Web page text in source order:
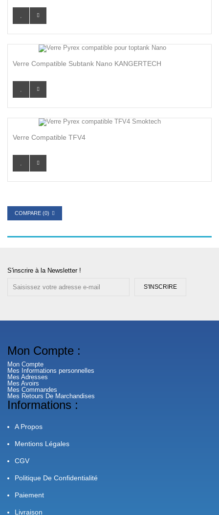
Verre Compatible Subtank Nano KANGERTECH
Verre Compatible TFV4
COMPARE (0)
S'inscrire à la Newsletter !
S'INSCRIRE
Mon Compte :
Mon Compte
Mes Informations personnelles
Mes Adresses
Mes Avoirs
Mes Commandes
Mes Retours De Marchandises
Informations :
A Propos
Mentions Légales
CGV
Politique De Confidentialité
Paiement
Livraison